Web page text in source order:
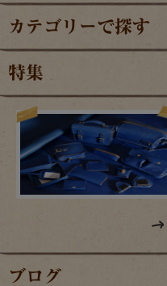
カテゴリーで探す
特集
ブログ